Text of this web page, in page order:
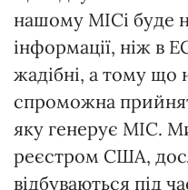
нашому МІСі буде
інформації, ніж в
жадібні, а тому що
спроможна
яку генерує МІС.
реєстром США,
відбуваються під